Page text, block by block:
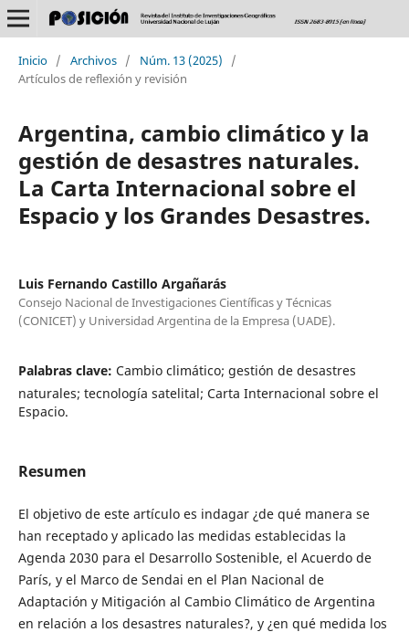
Inicio / Archivos / Núm. 13 (2025)
/
Artículos de reflexión y revisión
Argentina, cambio climático y la
gestión de desastres naturales.
La Carta Internacional sobre el
Espacio y los Grandes Desastres.
Luis Fernando Castillo Argañarás
Consejo Nacional de Investigaciones Científicas y Técnicas
(CONICET) y Universidad Argentina de la Empresa (UADE).
Palabras clave: Cambio climático; gestión de desastres
naturales; tecnología satelital; Carta Internacional sobre el
Espacio.
Resumen
El objetivo de este artículo es indagar ¿de qué manera se
han receptado y aplicado las medidas establecidas la
Agenda 2030 para el Desarrollo Sostenible, el Acuerdo de
París, y el Marco de Sendai en el Plan Nacional de
Adaptación y Mitigación al Cambio Climático de Argentina
en relación a los desastres naturales?, y ¿en qué medida los